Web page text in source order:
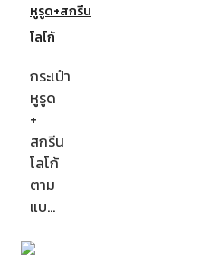
หูรูด+สกรีน
โลโก้
กระเป๋า
หูรูด
+
สกรีน
โลโก้
ตาม
แบ…